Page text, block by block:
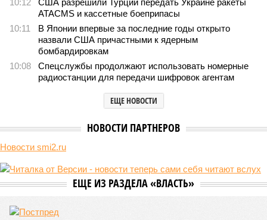
В нескольких станциях от уже сданного «Сказочного
леса» пайщики ЖК «Станция Л» продолжают ждать от
компании Capital Group начала реальной достройки